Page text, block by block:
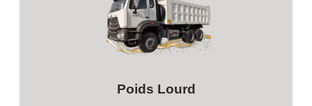
Poids Lourd